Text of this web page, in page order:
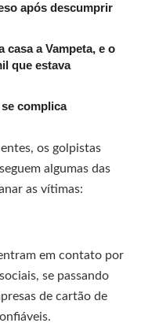
após descumprir
casa a Vampeta, e o
que estava
complica
os golpistas
algumas das
as vítimas:
em contato por
se passando
de cartão de